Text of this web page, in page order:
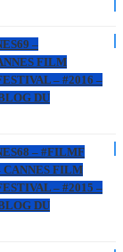
–
FILM
– #2016 –
DU
– #FILMF
CANNES FILM
– #2015 –
DU